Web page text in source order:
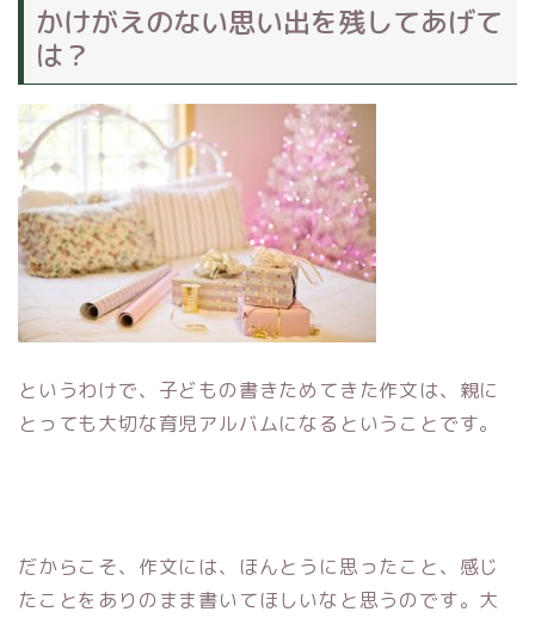
かけがえのない思い出を残してあげて
は？
というわけで、子どもの書きためてきた作文は、親に
とっても大切な育児アルバムになるということです。
だからこそ、作文には、ほんとうに思ったこと、感じ
たことをありのまま書いてほしいなと思うのです。大